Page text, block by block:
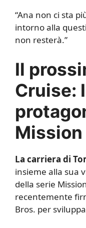
“Ana non ci sta
intorno alla
non resterà.”
Il
Cruise:
La carriera di
insieme alla sua
della serie
recentemente
Bros. per